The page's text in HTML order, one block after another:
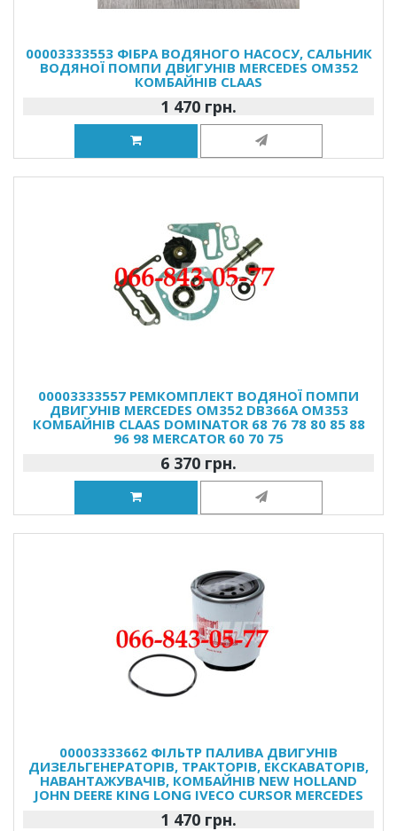
00003333553 ФІБРА ВОДЯНОГО НАСОСУ, САЛЬНИК
ВОДЯНОЇ ПОМПИ ДВИГУНІВ MERCEDES OM352
КОМБАЙНІВ CLAAS
1 470 грн.
00003333557 РЕМКОМПЛЕКТ ВОДЯНОЇ ПОМПИ
ДВИГУНІВ MERCEDES OM352 DB366A OM353
КОМБАЙНІВ CLAAS DOMINATOR 68 76 78 80 85 88
96 98 MERCATOR 60 70 75
6 370 грн.
00003333662 ФІЛЬТР ПАЛИВА ДВИГУНІВ
ДИЗЕЛЬГЕНЕРАТОРІВ, ТРАКТОРІВ, ЕКСКАВАТОРІВ,
НАВАНТАЖУВАЧІВ, КОМБАЙНІВ NEW HOLLAND
JOHN DEERE KING LONG IVECO CURSOR MERCEDES
1 470 грн.